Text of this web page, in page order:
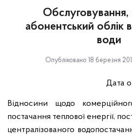
Обслуговування,
абонентський облік
води
Опубліковано 18 березня
Дата
Відносини щодо
постачання теплової енергії,
централізованого